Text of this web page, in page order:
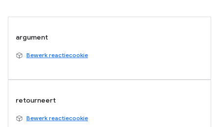
argument
Bewerk reactiecookie
retourneert
Bewerk reactiecookie